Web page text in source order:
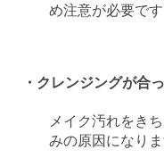
め注意が必要です
・クレンジングが合
メイク汚れをき
みの原因になりま